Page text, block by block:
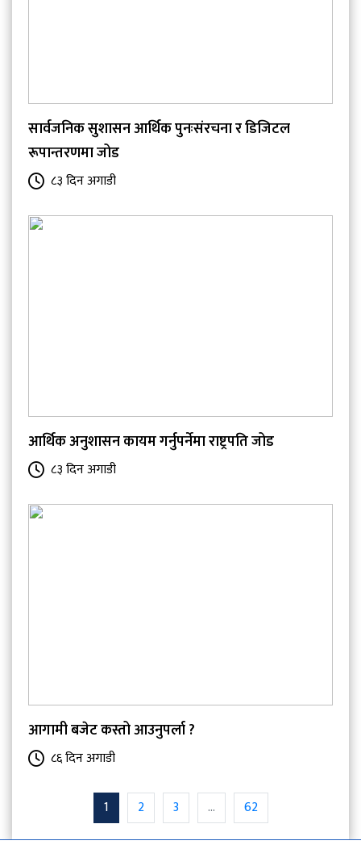
सार्वजनिक सुशासन आर्थिक पुनःसंरचना र डिजिटल
रूपान्तरणमा जोड
८३ दिन अगाडी
आर्थिक अनुशासन कायम गर्नुपर्नेमा राष्ट्रपति जोड
८३ दिन अगाडी
आगामी बजेट कस्तो आउनुपर्ला ?
८६ दिन अगाडी
1 2 3 ... 62